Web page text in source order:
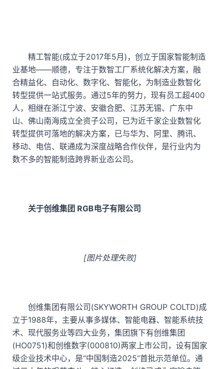
精工智能(成立于2017年5月)，创立于国家智能制造
业基地——顺德，专注于数智工厂系统化解决方案，融
合精益化、自动化、数字化、智能化，为制造业数智化
转型提供一站式服务。通过5年的努力，现有员工超400
人，相继在浙江宁波、安徽合肥、江苏无锡、广东中
山、佛山南海成立全资子公司，已为近千家企业数智化
转型提供可落地的解决方案，已与华为、阿里、腾讯、
移动、电信、联通成为深度战略合作伙伴，是行业内为
数不多的智能制造跨界新业态公司。
关于创维集团 RGB电子有限公司
[图片处理失败]
创维集团有限公司(SKYWORTH GROUP COLTD)成
立于1988年，主要从事多媒体、智能电器、智能系统技
术、现代服务业等四大业务，集团旗下有创维集团
(HO0751)和创维数字(000810)两家上市公司，设有国家
级企业技术中心，是“中国制造2025”首批示范单位。通